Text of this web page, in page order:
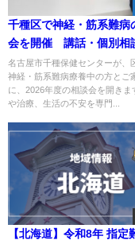
千種区で神経・筋系難病
会を開催 講話・個別相
流の場を予約制で提供
名古屋市千種保健センターが、
神経・筋系難病療養中の方とご
に、2026年度の相談会を開きま
や治療、生活の不安を専門...
【北海道】令和8年 指定